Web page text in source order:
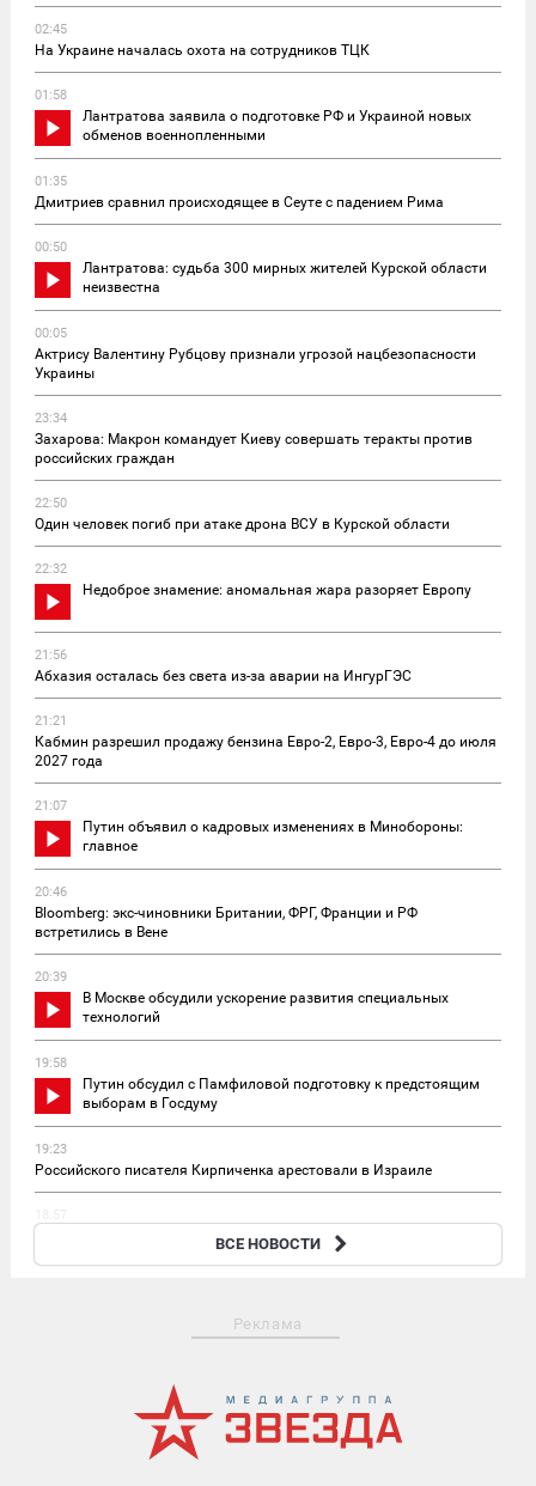
02:45
На Украине началась охота на сотрудников ТЦК
01:58
Лантратова заявила о подготовке РФ и Украиной новых
обменов военнопленными
01:35
Дмитриев сравнил происходящее в Сеуте с падением Рима
00:50
Лантратова: судьба 300 мирных жителей Курской области
неизвестна
00:05
Актрису Валентину Рубцову признали угрозой нацбезопасности
Украины
23:34
Захарова: Макрон командует Киеву совершать теракты против
российских граждан
22:50
Один человек погиб при атаке дрона ВСУ в Курской области
22:32
Недоброе знамение: аномальная жара разоряет Европу
21:56
Абхазия осталась без света из-за аварии на ИнгурГЭС
21:21
Кабмин разрешил продажу бензина Евро-2, Евро-3, Евро-4 до июля
2027 года
21:07
Путин объявил о кадровых изменениях в Минобороны:
главное
20:46
Bloomberg: экс-чиновники Британии, ФРГ, Франции и РФ
встретились в Вене
20:39
В Москве обсудили ускорение развития специальных
технологий
19:58
Путин обсудил с Памфиловой подготовку к предстоящим
выборам в Госдуму
19:23
Российского писателя Кирпиченка арестовали в Израиле
Россияне в Паттайе назвали свою версию убийства брата и
ВСЕ НОВОСТИ
Реклама